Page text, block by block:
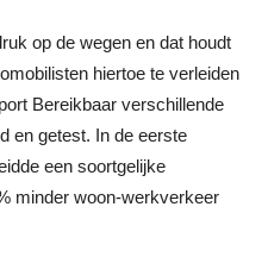
op de wegen en dat houdt
hiertoe te verleiden
Bereikbaar verschillende
en getest. In de eerste
een soortgelijke
minder woon-werkverkeer